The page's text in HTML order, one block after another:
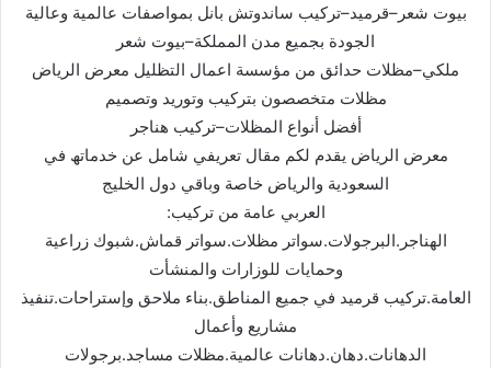
بیوت شعر–قرمید–تركیب ساندوتش بانل بمواصفات عالمیة وعالیة
الجودة بجمیع مدن المملكة–بیوت شعر
ملكي–مظلات حدائق من مؤسسة اعمال التظليل معرض الریاض
مظلات متخصصون بتركیب وتورید وتصمیم
أفضل أنواع المظلات–تركیب ھناجر
معرض الریاض یقدم لكم مقال تعریفي شامل عن خدماتھ في
السعودیة والریاض خاصة وباقي دول الخلیج
العربي عامة من تركیب:
الھناجر.البرجولات.سواتر مظلات.سواتر قماش.شبوك زراعیة
وحمایات للوزارات والمنشأت
العامة.تركیب قرمید في جمیع المناطق.بناء ملاحق وإستراحات.تنفیذ
مشاریع وأعمال
الدھانات.دھان.دھانات عالمیة.مظلات مساجد.برجولات